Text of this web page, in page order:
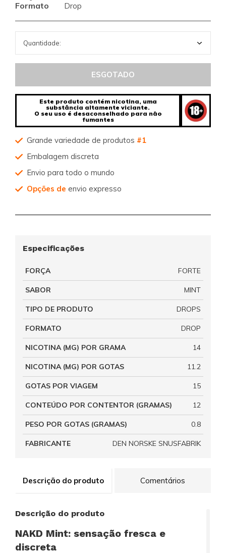
Formato Drop
ESGOTADO
Este produto contém nicotina, uma
substância altamente viciante.
O seu uso é desaconselhado para não
fumantes
Grande variedade de produtos #1
Embalagem discreta
Envio para todo o mundo
Opções de envio expresso
Descrição do produto Comentários
Descrição do produto
NAKD Mint: sensação fresca e
discreta
Especificações
FORÇA FORTE
SABOR MINT
TIPO DE PRODUTO DROPS
FORMATO DROP
NICOTINA (MG) POR GRAMA 14
NICOTINA (MG) POR GOTAS 11.2
GOTAS POR VIAGEM 15
CONTEÚDO POR CONTENTOR (GRAMAS) 12
PESO POR GOTAS (GRAMAS) 0.8
FABRICANTE DEN NORSKE SNUSFABRIK